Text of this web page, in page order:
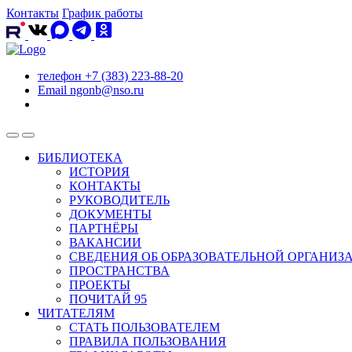
Контакты График работы
телефон +7 (383) 223-88-20
Email ngonb@nso.ru
БИБЛИОТЕКА
ИСТОРИЯ
КОНТАКТЫ
РУКОВОДИТЕЛЬ
ДОКУМЕНТЫ
ПАРТНЁРЫ
ВАКАНСИИ
СВЕДЕНИЯ ОБ ОБРАЗОВАТЕЛЬНОЙ
ПРОСТРАНСТВА
ПРОЕКТЫ
ПОЧИТАЙ 95
ЧИТАТЕЛЯМ
СТАТЬ ПОЛЬЗОВАТЕЛЕМ
ПРАВИЛА ПОЛЬЗОВАНИЯ